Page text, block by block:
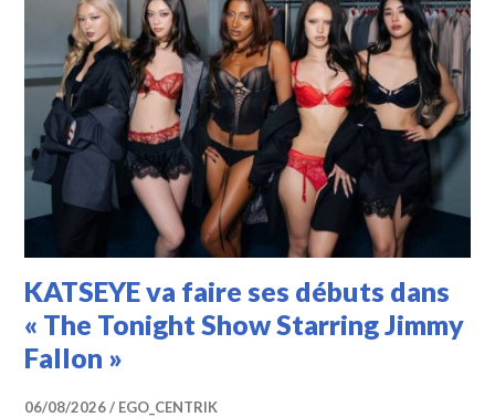
KATSEYE va faire ses débuts dans
« The Tonight Show Starring Jimmy
Fallon »
06/08/2026 EGO_CENTRIK